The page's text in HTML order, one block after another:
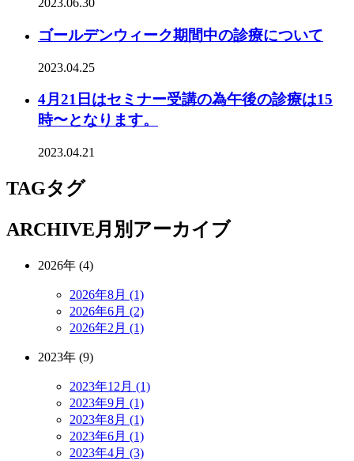
2023.06.30
ゴールデンウィーク期間中の診療について
2023.04.25
4月21日はセミナー受講の為午後の診療は15
時〜となります。
2023.04.21
TAGタグ
ARCHIVE月別アーカイブ
2026年 (4)
2026年8月 (1)
2026年6月 (2)
2026年2月 (1)
2023年 (9)
2023年12月 (1)
2023年9月 (1)
2023年8月 (1)
2023年6月 (1)
2023年4月 (3)